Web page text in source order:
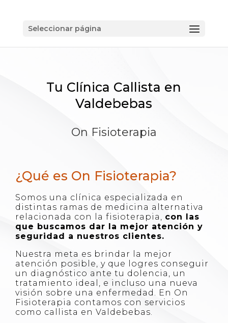
Seleccionar página
Tu Clínica Callista en
Valdebebas
On Fisioterapia
¿Qué es On Fisioterapia?
Somos una clínica especializada en
distintas ramas de medicina alternativa
relacionada con la fisioterapia, con las
que buscamos dar la mejor atención y
seguridad a nuestros clientes.
Nuestra meta es brindar la mejor
atención posible, y que logres conseguir
un diagnóstico ante tu dolencia, un
tratamiento ideal, e incluso una nueva
visión sobre una enfermedad. En On
Fisioterapia contamos con servicios
como callista en Valdebebas.